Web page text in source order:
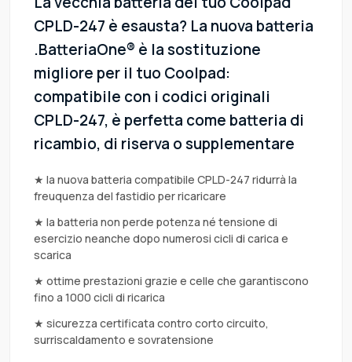
CPLD-247 è esausta? La nuova batteria
.BatteriaOne® è la sostituzione
migliore per il tuo Coolpad:
compatibile con i codici originali
CPLD-247, è perfetta come batteria di
ricambio, di riserva o supplementare
★ la nuova batteria compatibile CPLD-247 ridurrà la
freuquenza del fastidio per ricaricare
★ la batteria non perde potenza né tensione di
esercizio neanche dopo numerosi cicli di carica e
scarica
★ ottime prestazioni grazie e celle che garantiscono
fino a 1000 cicli di ricarica
★ sicurezza certificata contro corto circuito,
surriscaldamento e sovratensione